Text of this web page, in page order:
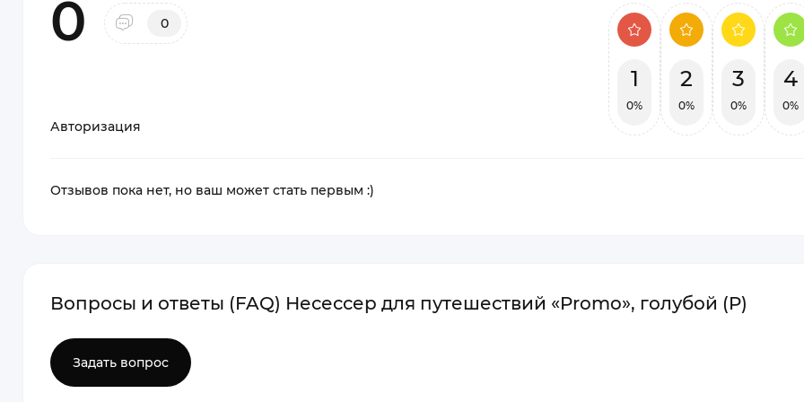
0 0
Авторизация
1
0%
2
0%
3
0%
4
0%
Отзывов пока нет, но ваш может стать первым :)
Вопросы и ответы (FAQ) Несессер для путешествий «Promo», голубой (P)
Задать вопрос